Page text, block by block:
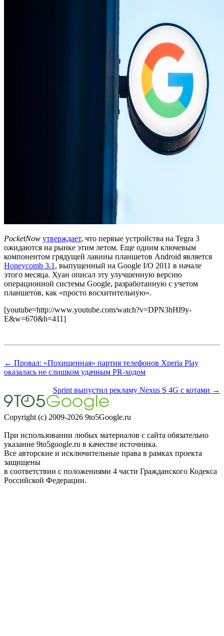
PocketNow утверждает, что первые устройства на Tegra 3
ожидаются на рынке этим летом. Еще одним ключевым
компонентом грядущей лавины планшетов Android является
Honeycomb 3.1 , выпущенный на Google I/O 2011 в начале
этого месяца. Хуан описал эту улучшенную версию
операционной системы Google, разработанную с учетом
планшетов, как «просто восхитительную».
[youtube=http://www.youtube.com/watch?v=DPN3hHI9y-
E&w=670&h=411]
← Провал: «Похищенная» партия телефонов Xperia Play
оказалась не слишком удачным PR-ходом
Sprint выпустил рекламу Nexus S 4G с котами →
Copyright (c) 2009-2026 9to5Google.ru
При использовании любых материалов с сайта обязательно
указание 9to5google.ru в качестве источника.
Все авторские и исключительные права в рамках проекта
защищены
в соответствии с положениями 4 части Гражданского Кодекса
Российской Федерации.